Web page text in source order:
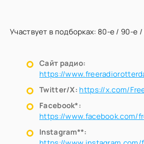
Участвует в подборках: 80-е/ 90-е /
Сайт радио:
https://
Twitter/X: https://x.com/
Facebook*:
https://www.facebook.com/
Instagram**: